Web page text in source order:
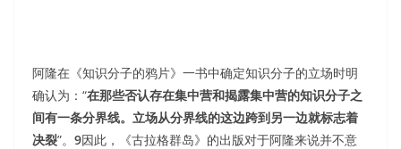
阿隆在《知识分子的鸦片》一书中确定知识分子的立场时明
确认为：“在那些否认存在集中营和揭露集中营的知识分子之
间有一条分界线。立场从分界线的这边跨到另一边就标志着
决裂”。 9因此，《古拉格群岛》的出版对于阿隆来说并不意